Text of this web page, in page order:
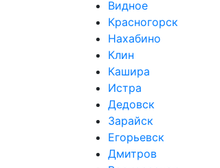
Видное
Красногорск
Нахабино
Клин
Кашира
Истра
Дедовск
Зарайск
Егорьевск
Дмитров